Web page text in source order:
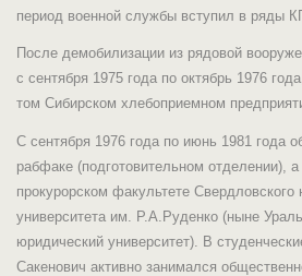
период военной службы вступил в ряды
После демобилизации из рядовой
с сентября 1975 года по октябрь 1976
том Сибирском хлебоприемном
С сентября 1976 года по июнь 1981 года
рабфаке (подготовительном отделении),
прокурорском факультете Свердловского
университета им. Р.А.Руденко (ныне
юридический университет). В
Сакенович активно занимался